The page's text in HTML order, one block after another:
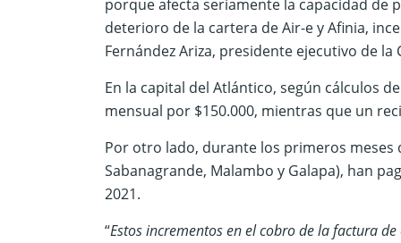
porque afecta seriamente la capacidad de
deterioro de la cartera de Air-e y Afinia,
Fernández Ariza, presidente ejecutivo de
En la capital del Atlántico, según cálculos
mensual por $150.000, mientras que un
Por otro lado, durante los primeros meses
Sabanagrande, Malambo y Galapa), han
2021.
“Estos incrementos en el cobro de la factura